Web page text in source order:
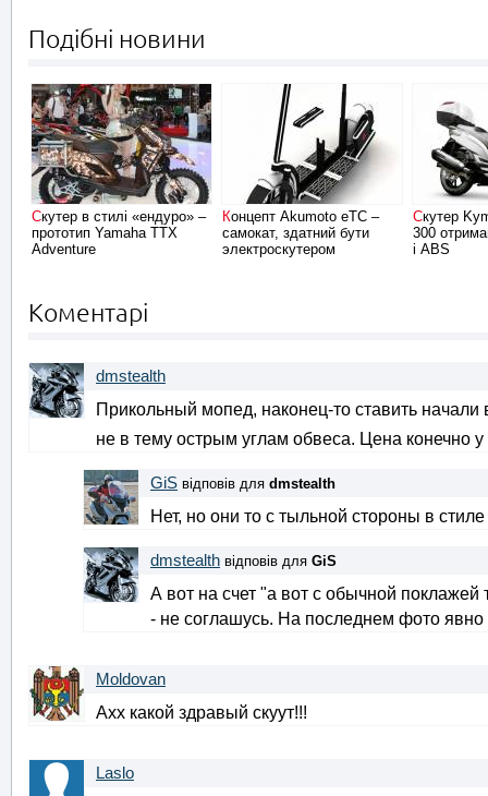
Подібні новини
Скутер в стилі «ендуро» –
прототип Yamaha TTX
Adventure
Концепт Akumoto eTC –
самокат, здатний бути
электроскутером
Скутер Kymco People GTi
300
і ABS
Коментарі
dmstealth
Прикольный мопед, наконец-то ставить
не в тему острым углам обвеса. Цена конечно
GiS відповів для dmstealth
Нет, но они то с тыльной стороны в
dmstealth відповів для GiS
А вот на счет "а вот с обычной поклажей
- не соглашусь. На последнем фото
Moldovan
Ахх какой здравый скуут!!!
Laslo